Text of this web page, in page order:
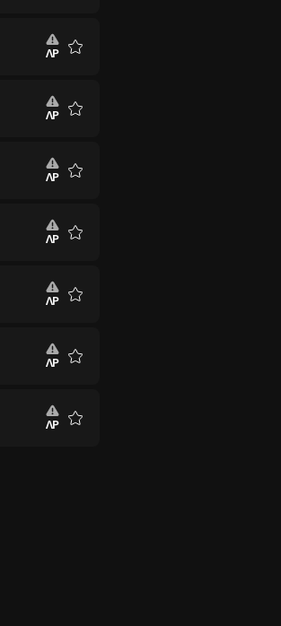
ЛР
ЛР
ЛР
ЛР
ЛР
ЛР
ЛР